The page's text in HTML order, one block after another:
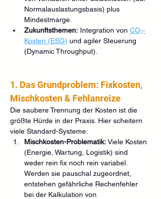
Normalauslastungsbasis) plus
Mindestmarge.
Zukunftsthemen: Integration von CO₂-
Kosten (ESG) und agiler Steuerung
(Dynamic Throughput).
1. Das Grundproblem: Fixkosten,
Mischkosten & Fehlanreize
Die saubere Trennung der Kosten ist die
größte Hürde in der Praxis. Hier scheitern
viele Standard-Systeme:
Mischkosten-Problematik: Viele Kosten
(Energie, Wartung, Logistik) sind
weder rein fix noch rein variabel.
Werden sie pauschal zugeordnet,
entstehen gefährliche Rechenfehler
bei der Kalkulation von